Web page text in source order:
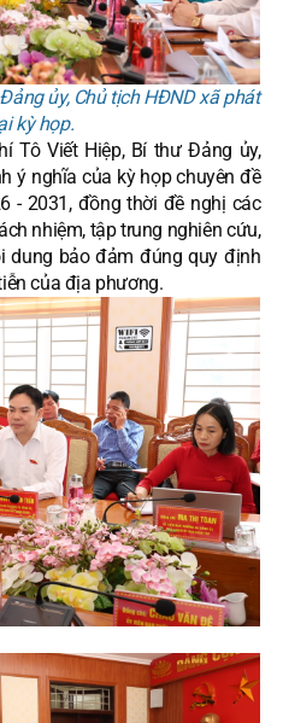
ủy, Chủ tịch HĐND xã phát
kỳ họp.
Tô Viết Hiệp, Bí thư Đảng ủy,
ý nghĩa của kỳ họp chuyên đề
- 2031, đồng thời đề nghị các
nhiệm, tập trung nghiên cứu,
dung bảo đảm đúng quy định
của địa phương.